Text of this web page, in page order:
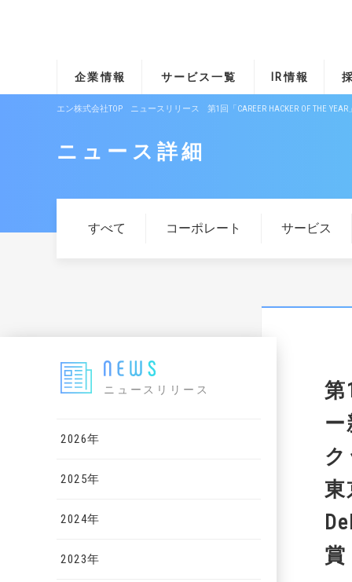
企業情報 サービス一覧 IR情報
エン株式会社TOP ニュースリリース 第1回「CAREER HACKER OF THE
ニュース詳細
すべて コーポレート サービス
ニュースリリース
2026年
2025年
2024年
2023年
第
東
賞